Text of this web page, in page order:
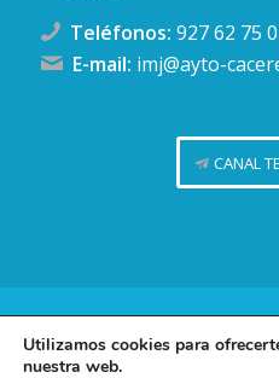
Teléfonos: 927 62 75
E-mail: imj@ayto-
CANAL
Concejalía de Juventud
Utilizamos cookies para
nuestra web.